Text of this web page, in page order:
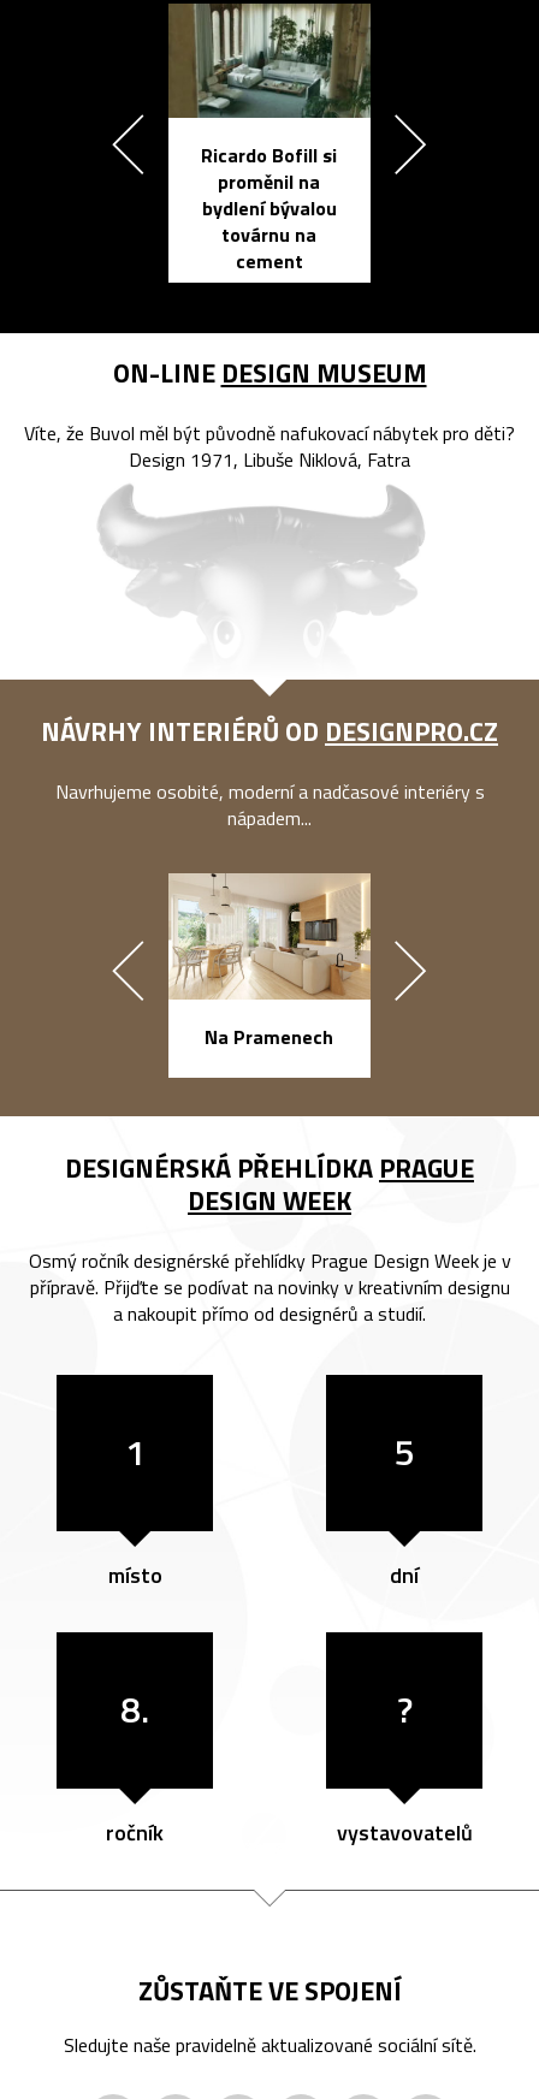
Ricardo Bofill si
proměnil na
bydlení bývalou
továrnu na
cement
ON-LINE DESIGN MUSEUM
Víte, že Buvol měl být původně nafukovací nábytek pro děti?
Design 1971, Libuše Niklová, Fatra
NÁVRHY INTERIÉRŮ OD DESIGNPRO.CZ
Navrhujeme osobité, moderní a nadčasové interiéry s
nápadem...
Na Pramenech
DESIGNÉRSKÁ PŘEHLÍDKA PRAGUE
DESIGN WEEK
Osmý ročník designérské přehlídky Prague Design Week je v
přípravě. Přijďte se podívat na novinky v kreativním designu
a nakoupit přímo od designérů a studií.
1
místo
5
dní
8.
ročník
?
vystavovatelů
ZŮSTAŇTE VE SPOJENÍ
Sledujte naše pravidelně aktualizované sociální sítě.